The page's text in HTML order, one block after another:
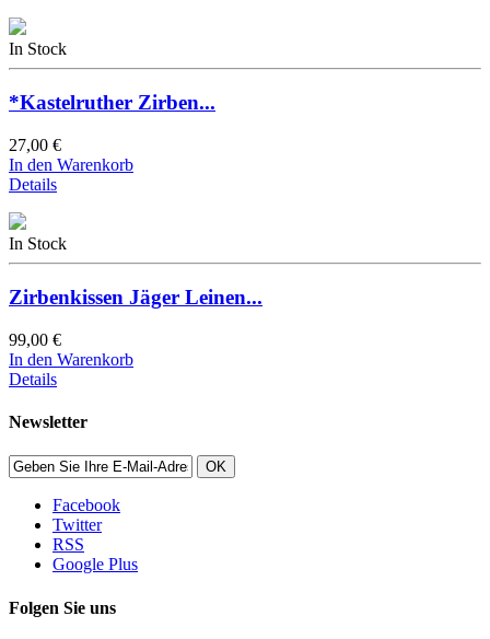
In Stock
*Kastelruther Zirben...
27,00 €
In den Warenkorb
Details
In Stock
Zirbenkissen Jäger Leinen...
99,00 €
In den Warenkorb
Details
Newsletter
OK
Facebook
Twitter
RSS
Google Plus
Folgen Sie uns